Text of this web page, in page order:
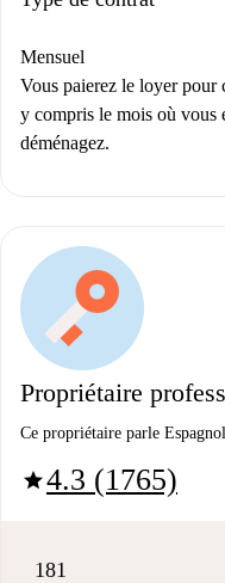
Mensuel
Vous paierez le loyer pour
y compris le mois où vous
déménagez.
Propriétaire
Ce propriétaire parle
star4.3 (1765)
181